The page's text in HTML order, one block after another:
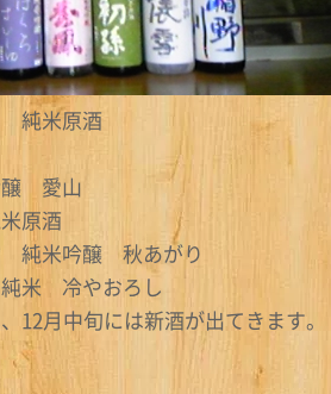
純米原酒
愛山
原酒
純米吟醸 秋あがり
米 冷やおろし
12月中旬には新酒が出てきます。